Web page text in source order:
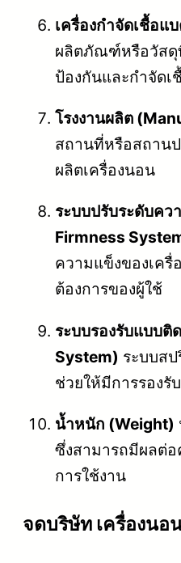
เครื่องกำจัดเชื้อแ
ผลิตภัณฑ์หรือวัส
ป้องกันและกำจัดเ
โรงงานผลิต
สถานที่หรือสถาน
ผลิตเครื่องนอน
ระบบปรับระดับค
Firmness
ความแข็งของเค
ต้องการของผู้ใช้
ระบบรองรับแบบติ
System) ระบบส
ช่วยให้มีการรองรั
น้ำหนัก (Weight)
ซึ่งสามารถมีผลต่
การใช้งาน
จดบริษัท เครื่องนอ